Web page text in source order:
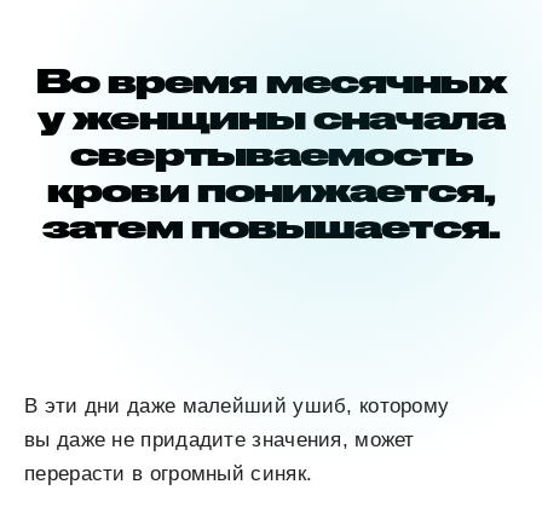
Во время месячных
у женщины сначала
свертываемость
крови понижается,
затем повышается.
В эти дни даже малейший ушиб, которому
вы даже не придадите значения, может
перерасти в огромный синяк.